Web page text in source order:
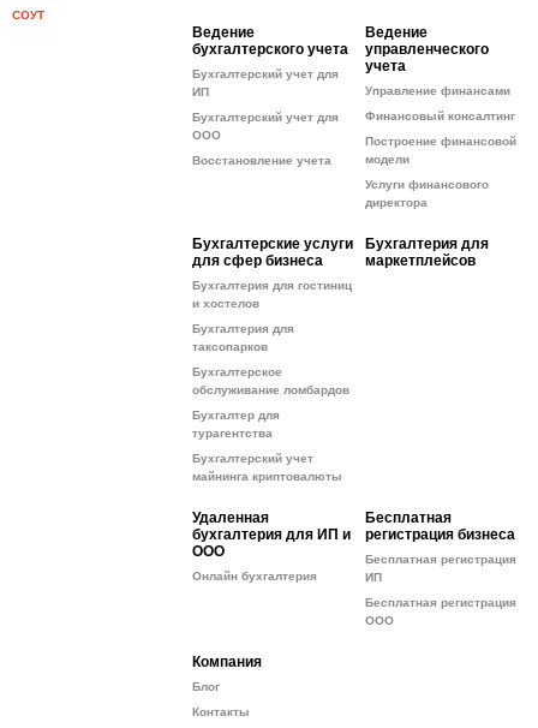
СОУТ
Ведение
бухгалтерского учета
Бухгалтерский учет для
ИП
Бухгалтерский учет для
ООО
Восстановление учета
Ведение
управленческого
учета
Управление финансами
Финансовый консалтинг
Построение финансовой
модели
Услуги финансового
директора
Бухгалтерские услуги
для сфер бизнеса
Бухгалтерия для гостиниц
и хостелов
Бухгалтерия для
таксопарков
Бухгалтерское
обслуживание ломбардов
Бухгалтер для
турагентства
Бухгалтерский учет
майнинга криптовалюты
Бухгалтерия для
маркетплейсов
Удаленная
бухгалтерия для ИП и
ООО
Онлайн бухгалтерия
Бесплатная
регистрация бизнеса
Бесплатная регистрация
ИП
Бесплатная регистрация
ООО
Компания
Блог
Контакты